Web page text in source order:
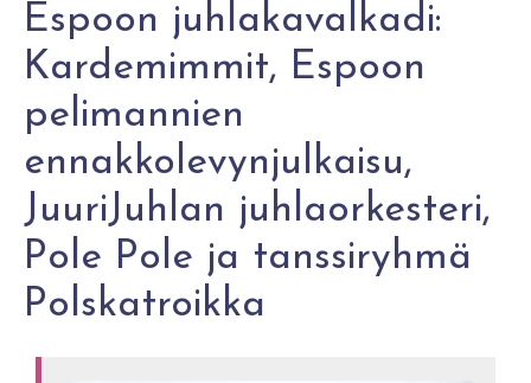
Espoon juhlakavalkadi:
Kardemimmit, Espoon
pelimannien
ennakkolevynjulkaisu,
JuuriJuhlan juhlaorkesteri,
Pole Pole ja tanssiryhmä
Polskatroikka